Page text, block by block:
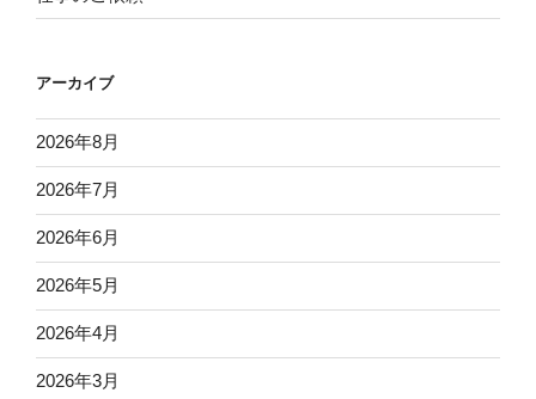
アーカイブ
2026年8月
2026年7月
2026年6月
2026年5月
2026年4月
2026年3月